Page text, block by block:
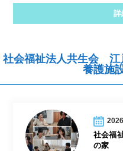
詳
社会福祉法人共生会 江
養護施
社会福
の家